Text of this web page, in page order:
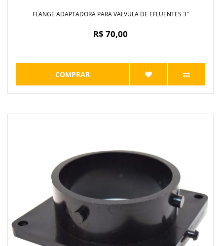
FLANGE ADAPTADORA PARA VÁLVULA DE EFLUENTES 3"
R$ 70,00
COMPRAR